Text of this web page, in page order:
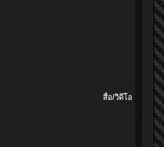
สื่อ/วิดีโอ